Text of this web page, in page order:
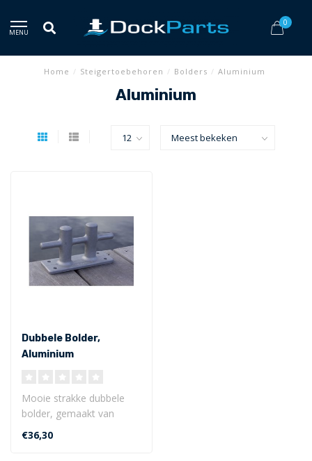
MENU
0
Home / Steigertoebehoren / Bolders / Aluminium
Aluminium
Dubbele Bolder,
Aluminium
Mooie strakke dubbele
bolder, gemaakt van
aluminium. De bolder
heeft een stijlvo..
€36,30